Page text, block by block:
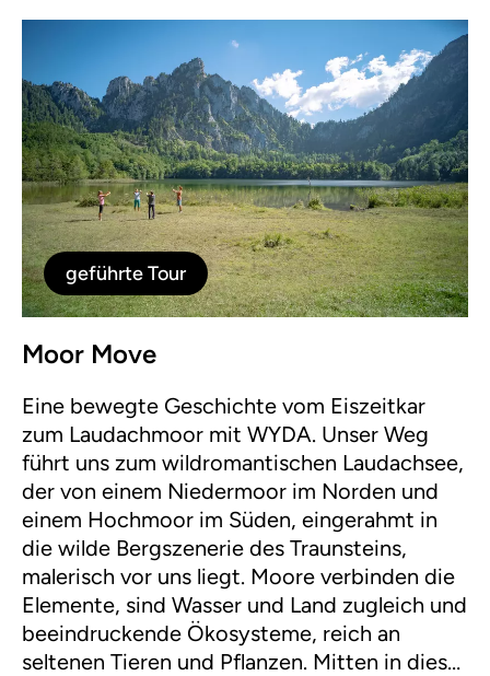
geführte Tour
Moor Move
Eine bewegte Geschichte vom Eiszeitkar
zum Laudachmoor mit WYDA. Unser Weg
führt uns zum wildromantischen Laudachsee,
der von einem Niedermoor im Norden und
einem Hochmoor im Süden, eingerahmt in
die wilde Bergszenerie des Traunsteins,
malerisch vor uns liegt. Moore verbinden die
Elemente, sind Wasser und Land zugleich und
beeindruckende Ökosysteme, reich an
seltenen Tieren und Pflanzen. Mitten in dieser